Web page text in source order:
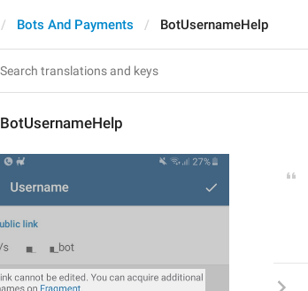
Bots And Payments BotUsernameHelp
BotUsernameHelp